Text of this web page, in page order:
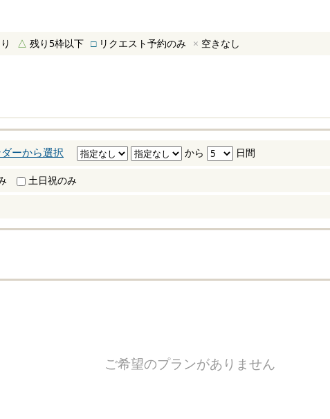
△ 残り5枠以下 □リクエスト予約のみ × 空きなし
ーから選択 から 日間
土日祝のみ
ご希望のプランがありません